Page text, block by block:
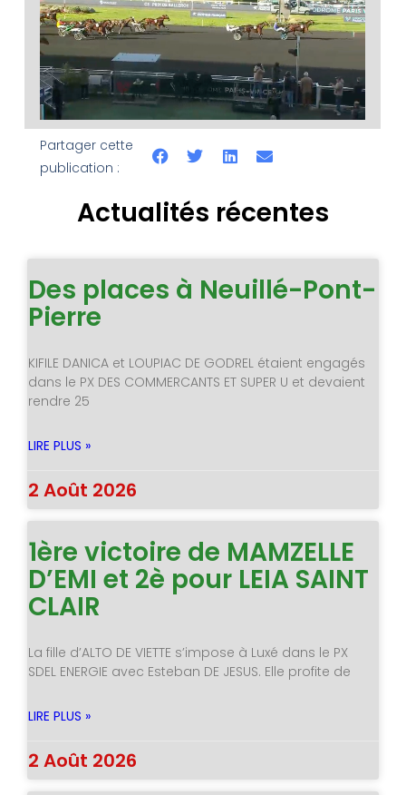
Partager cette
publication :
Actualités récentes
Des places à Neuillé-Pont-
Pierre
KIFILE DANICA et LOUPIAC DE GODREL étaient engagés
dans le PX DES COMMERCANTS ET SUPER U et devaient
rendre 25
LIRE PLUS »
2 Août 2026
1ère victoire de MAMZELLE
D’EMI et 2è pour LEIA SAINT
CLAIR
La fille d’ALTO DE VIETTE s’impose à Luxé dans le PX
SDEL ENERGIE avec Esteban DE JESUS. Elle profite de
LIRE PLUS »
2 Août 2026